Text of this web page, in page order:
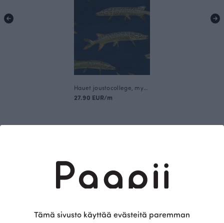
27.90 EUR/m
Tämä sivusto käyttää evästeitä paremman